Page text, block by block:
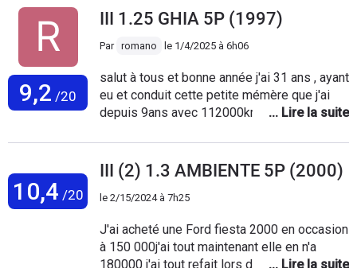
9,2 /20
III 1.25 GHIA 5P (1997)
Par romano le 1/4/2025 à 6h06
salut à tous et bonne année j'ai 31 ans , ayant
eu et conduit cette petite mémère que j'ai
depuis 9ans avec 112000km au compteur,
et malgré ces petits chevaux (75) j'ai réussi
à jouer avec des c4 , golf entre les séries de
90 à 120cv je l'ais est toujours niqué 🤣🤣
donc à dire que c'est une voiture molasse...
.....✌✌
10,4 /20
III (2) 1.3 AMBIENTE 5P (2000)
le 2/15/2024 à 7h25
J'ai acheté une Ford fiesta 2000 en occasion
à 150 000j'ai tout maintenant elle en n'a
180000 j'ai tout refait lors de l'achat mais